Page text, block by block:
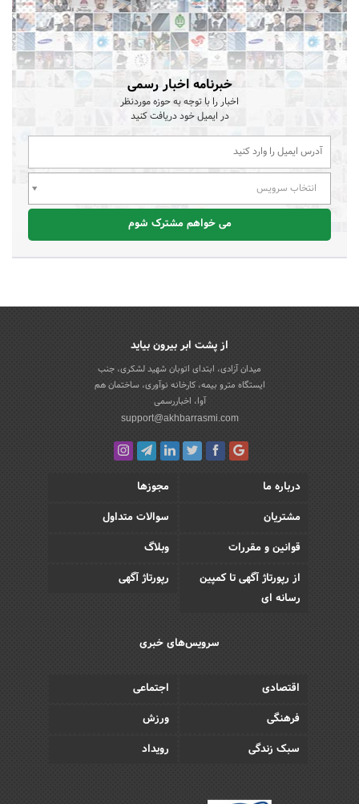
خبرنامه اخبار رسمی
اخبار را با توجه به حوزه موردنظر
در ایمیل خود دریافت کنید
انتخاب سرویس
می خواهم مشترک شوم
از پشت ابر بیرون بیاید
میدان آزادی، ابتدای اتوبان شهید لشکری، جنب
ایستگاه مترو بیمه، کارخانه نوآوری، ساختمان هم
آوا، اخباررسمی
support@akhbarrasmi.com
درباره ما
مجوزها
مشتریان
سوالات متداول
قوانین و مقررات
وبلاگ
از رپورتاژ آگهی تا کمپین
رسانه ای
رپورتاژ آگهی
سرویس‌های خبری
اقتصادی
اجتماعی
فرهنگی
ورزش
سبک زندگی
رویداد